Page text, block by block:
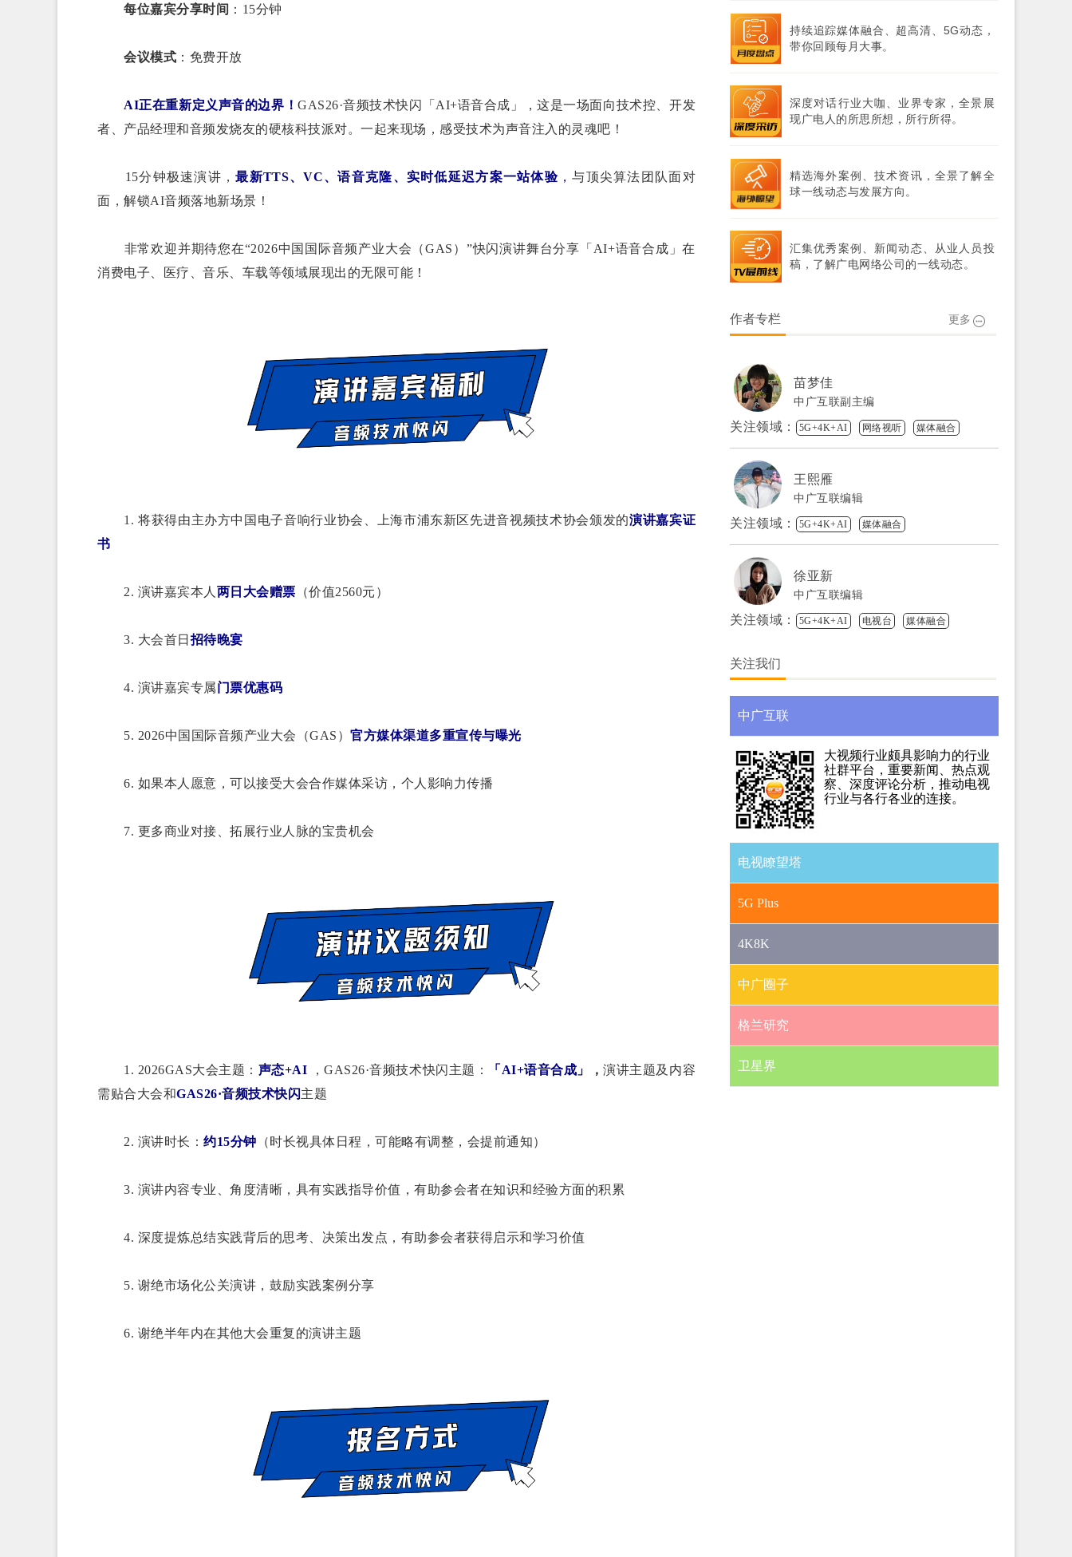
每位嘉宾分享时间 ：15分钟
会议模式 ：免费开放
AI正在重新定义声音的边界！GAS26·音频技术快闪「AI+语音合成」，这是一场面向技术控、开发
者、产品经理和音频发烧友的硬核科技派对。一起来现场，感受技术为声音注入的灵魂吧！
15分钟极速演讲，最新TTS、VC、语音克隆、实时低延迟方案一站体验，与顶尖算法团队面对
面，解锁AI音频落地新场景！
非常欢迎并期待您在“2026中国国际音频产业大会（GAS）”快闪演讲舞台分享「AI+语音合成」在
消费电子、医疗、音乐、车载等领域展现出的无限可能！
1. 将获得由主办方中国电子音响行业协会、上海市浦东新区先进音视频技术协会颁发的演讲嘉宾证
书
2. 演讲嘉宾本人 两日大会赠票 （价值2560元）
3. 大会首日 招待晚宴
4. 演讲嘉宾专属门票优惠码
5. 2026中国国际音频产业大会（GAS） 官方媒体渠道多重宣传与曝光
6. 如果本人愿意，可以接受大会合作媒体采访，个人影响力传播
7. 更多商业对接、拓展行业人脉的宝贵机会
1. 2026GAS大会主题： 声态+AI ，GAS26·音频技术快闪主题： 「AI+语音合成」 ，演讲主题及内容
需贴合大会和GAS26·音频技术快闪主题
2. 演讲时长： 约15分钟 （时长视具体日程，可能略有调整，会提前通知）
3. 演讲内容专业、角度清晰，具有实践指导价值，有助参会者在知识和经验方面的积累
4. 深度提炼总结实践背后的思考、决策出发点，有助参会者获得启示和学习价值
5. 谢绝市场化公关演讲，鼓励实践案例分享
6. 谢绝半年内在其他大会重复的演讲主题
持续追踪媒体融合、超高清、5G动态，
带你回顾每月大事。
深度对话行业大咖、业界专家，全景展
现广电人的所思所想，所行所得。
精选海外案例、技术资讯，全景了解全
球一线动态与发展方向。
汇集优秀案例、新闻动态、从业人员投
稿，了解广电网络公司的一线动态。
作者专栏 更多
苗梦佳
中广互联副主编
关注领域： 5G+4K+AI 网络视听 媒体融合
王熙雁
中广互联编辑
关注领域： 5G+4K+AI 媒体融合
徐亚新
中广互联编辑
关注领域： 5G+4K+AI 电视台 媒体融合
关注我们
中广互联
大视频行业颇具影响力的行业
社群平台，重要新闻、热点观
察、深度评论分析，推动电视
行业与各行各业的连接。
电视瞭望塔
5G Plus
4K8K
中广圈子
格兰研究
卫星界